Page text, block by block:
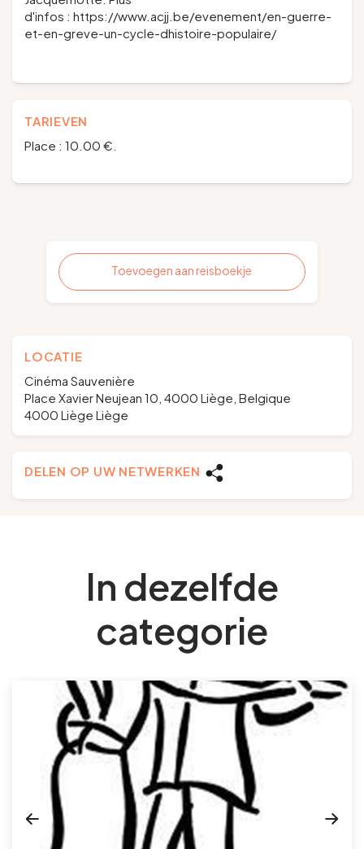
d'infos : https://www.acjj.be/evenement/en-guerre-
et-en-greve-un-cycle-dhistoire-populaire/
TARIEVEN
Place : 10.00 €.
Toevoegen aan reisboekje
LOCATIE
Cinéma Sauvenière
Place Xavier Neujean 10, 4000 Liège, Belgique
4000 Liège Liège
DELEN OP UW NETWERKEN
In dezelfde
categorie